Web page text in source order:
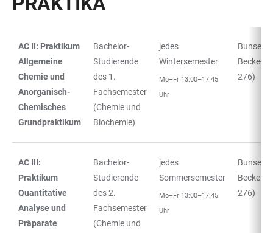
TABLE
AC II: Praktikum
Allgemeine
Chemie und
Anorganisch-
Chemisches
Grundpraktikum
Bachelor-
Studierende
des 1.
Fachsemester
(Chemie und
Biochemie)
jedes
Wintersemester
Mo–Fr 13:00–17:45
Uhr
Bunsen-
Becke-
276)
AC III:
Praktikum
Quantitative
Analyse und
Präparate
Bachelor-
Studierende
des 2.
Fachsemester
(Chemie und
jedes
Sommersemester
Mo–Fr 13:00–17:45
Uhr
Bunsen-
Becke-
276)